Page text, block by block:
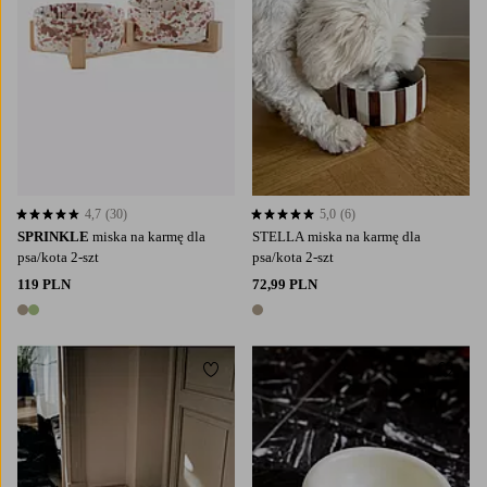
SPRINKLE miska na karmę dla
psa/kota 2-szt
119 PLN
2 kolory
4,7 opierając się na 30 ocenach
4,7 (30)
STELLA miska na karmę dla
psa/kota 2-szt
72,99 PLN
1 kolor
5,0 opierając się na 6 ocenach
5,0 (6)
Dodaj do ulubionych
SMLXL